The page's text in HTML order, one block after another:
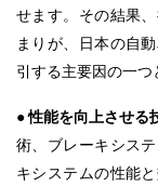
せます。その結果
まりが、日本の自
引する主要因の一つ
● 性能を向上させる
術、ブレーキシス
キシステムの性能